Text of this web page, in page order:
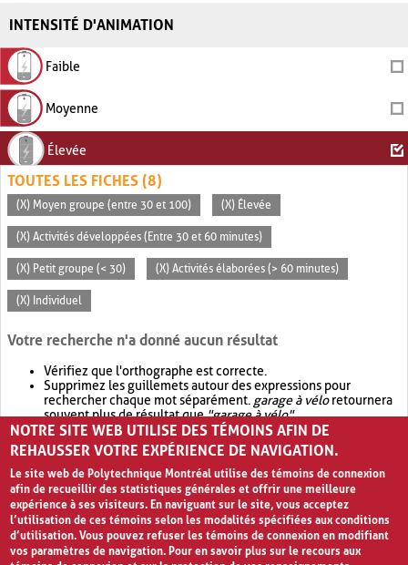
INTENSITÉ D'ANIMATION
Faible
Moyenne
Élevée
TOUTES LES FICHES (8)
(X) Moyen groupe (entre 30 et 100) (X) Élevée
(X) Activités développées (Entre 30 et 60 minutes)
(X) Petit groupe (< 30) (X) Activités élaborées (> 60 minutes)
(X) Individuel
Votre recherche n'a donné aucun résultat
Vérifiez que l'orthographe est correcte.
Supprimez les guillemets autour des expressions pour
rechercher chaque mot séparément. garage à véloretournera
souvent plus de résultat que"garage à vélo".
Envisagez d'élargir votre recherche avec OR.garage OR vélo
retournera souvent plus de résultat quegarage à vélo
NOTRE SITE WEB UTILISE DES TÉMOINS AFIN DE
REHAUSSER VOTRE EXPÉRIENCE DE NAVIGATION.
Le site web de Polytechnique Montréal utilise des témoins de connexion
afin de recueillir des statistiques générales et offrir une meilleure
expérience à ses visiteurs. En naviguant sur le site, vous acceptez
l’utilisation de ces témoins selon les modalités spécifiées aux conditions
d’utilisation. Vous pouvez refuser les témoins de connexion en modifiant
vos paramètres de navigation. Pour en savoir plus sur le recours aux